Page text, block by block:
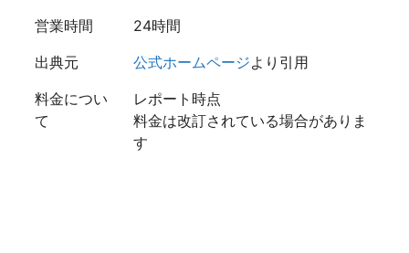
営業時間
24時間
出典元
公式ホームページより引用
料金につい
て
レポート時点
料金は改訂されている場合がありま
す